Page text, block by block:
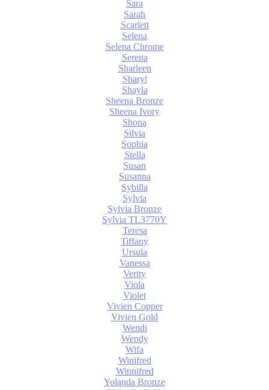
Sara
Sarah
Scarlett
Selena
Selena Chrome
Serena
Sharleen
Sharyl
Shayla
Sheena Bronze
Sheena Ivory
Shona
Silvia
Sophia
Stella
Susan
Susanna
Sybilla
Sylvia
Sylvia Bronze
Sylvia TL3770Y
Teresa
Tiffany
Ursula
Vanessa
Verity
Viola
Violet
Vivien Copper
Vivien Gold
Wendi
Wendy
Wifa
Winifred
Winnifred
Yolanda Bronze